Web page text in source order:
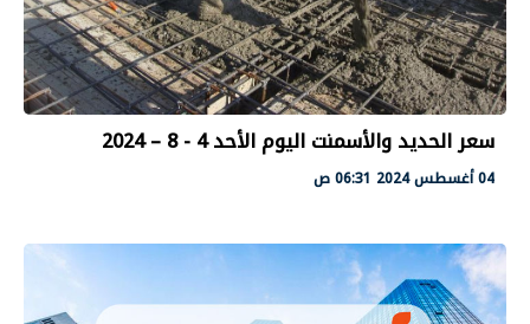
سعر الحديد والأسمنت اليوم الأحد 4 - 8 – 2024
04 أغسطس 2024 06:31 ص